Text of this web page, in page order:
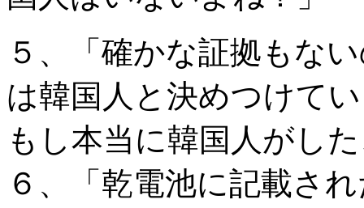
５、「確かな証拠もな
は韓国人と決めつけて
もし本当に韓国人がし
６、「乾電池に記載さ